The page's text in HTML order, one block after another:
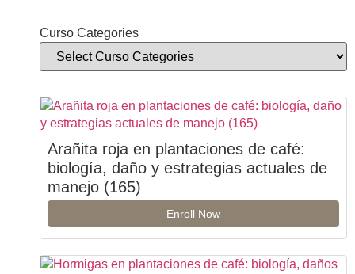
Curso Categories
Arañita roja en plantaciones de café:
biología, daño y estrategias actuales de
manejo (165)
Enroll Now